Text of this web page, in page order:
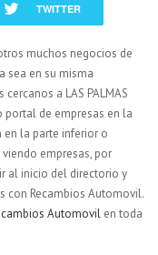
TWITTER
muchos negocios de
sea en su misma
a LAS PALMAS
portal de empresas en la
en la parte inferior o
empresas, por
al inicio del directorio y
con Recambios Automovil.
Automovil en toda